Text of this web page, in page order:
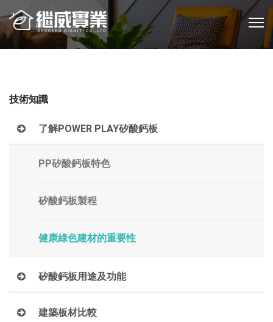
技術知識
了解POWER PLAY矽酸鈣板
PP矽酸鈣板特色
矽酸鈣板製程
健康綠色建材的重要性
矽酸鈣板用途及功能
建築板材比較